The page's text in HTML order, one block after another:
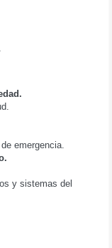
emergencia.
y sistemas del